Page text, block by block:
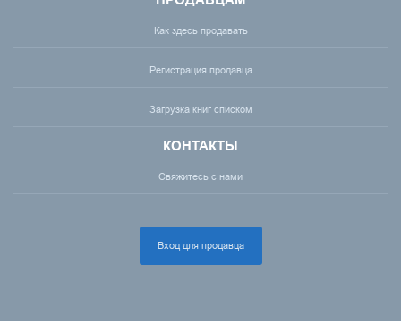
Как здесь продавать
Регистрация продавца
Загрузка книг списком
КОНТАКТЫ
Свяжитесь с нами
Вход для продавца